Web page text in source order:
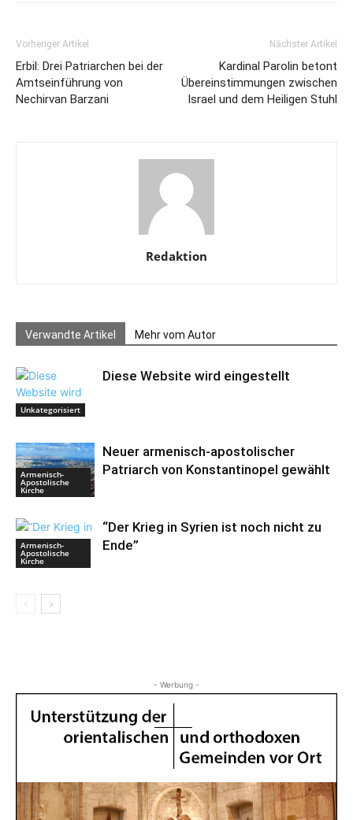
Vorheriger Artikel
Erbil: Drei Patriarchen bei der
Amtseinführung von
Nechirvan Barzani
Nächster Artikel
Kardinal Parolin betont
Übereinstimmungen zwischen
Israel und dem Heiligen Stuhl
Redaktion
Verwandte Artikel Mehr vom Autor
Unkategorisiert
Diese Website wird eingestellt
Armenisch-
Apostolische
Kirche
Neuer armenisch-apostolischer
Patriarch von Konstantinopel gewählt
Armenisch-
Apostolische
Kirche
“Der Krieg in Syrien ist noch nicht zu
Ende”
- Werbung -